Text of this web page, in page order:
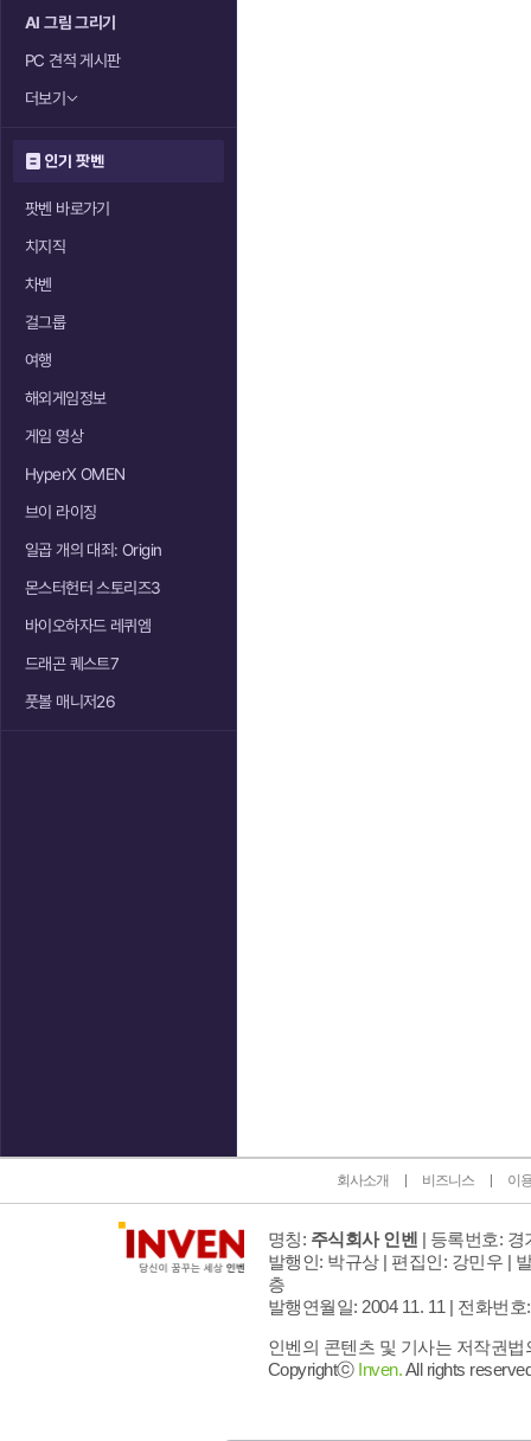
AI 그림 그리기
PC 견적 게시판
더보기
인기 팟벤
팟벤 바로가기
치지직
차벤
걸그룹
여행
해외게임정보
게임 영상
HyperX OMEN
브이 라이징
일곱 개의 대죄: Origin
몬스터헌터 스토리즈3
바이오하자드 레퀴엠
드래곤 퀘스트7
풋볼 매니저26
회사소개 비즈니스 이
명칭: 주식회사 인벤 | 등록번호: 경
발행인: 박규상 | 편집인: 강민우 |
층
발행연월일: 2004 11. 11 | 전화번호
인벤의 콘텐츠 및 기사는 저작권
Copyrightⓒ Inven.All rights